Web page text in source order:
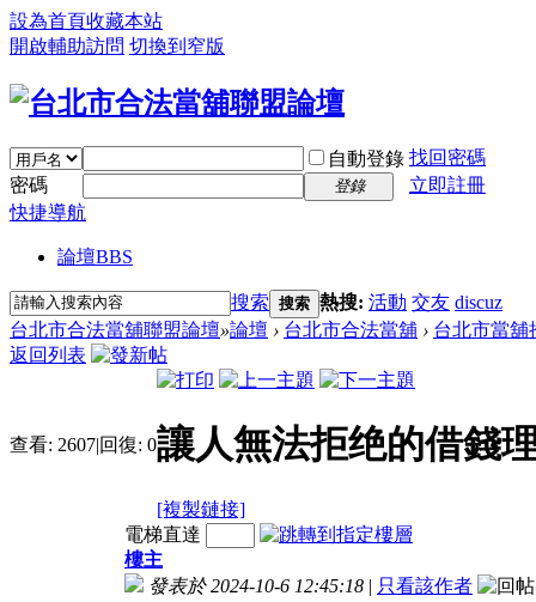
設為首頁收藏本站
開啟輔助訪問 切換到窄版
自動登錄 找回密碼
密碼
登錄
立即註冊
快捷導航
論壇BBS
搜索 搜索 熱搜: 活動 交友 discuz
台北市合法當舖聯盟論壇»論壇 › 台北市合法當舖 › 台北市當舖
返回列表
查看: 2607|回復: 0讓人無法拒绝的借錢
[複製鏈接]
電梯直達
樓主
發表於 2024-10-6 12:45:18 | 只看該作者